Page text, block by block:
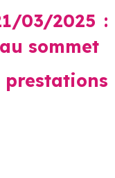
03/2025 :
sommet